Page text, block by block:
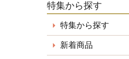
特集から探す
特集から探す
新着商品